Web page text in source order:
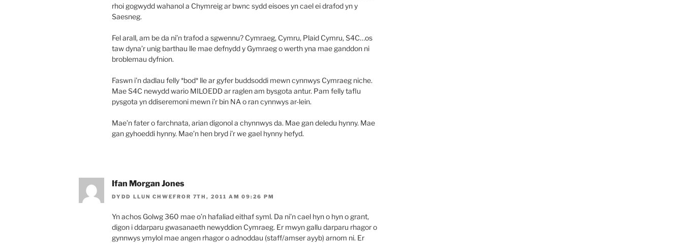
rhoi gogwydd wahanol a Chymreig ar bwnc sydd eisoes yn cael ei drafod yn y
Saesneg.
Fel arall, am be da ni’n trafod a sgwennu? Cymraeg, Cymru, Plaid Cymru, S4C…os
taw dyna’r unig barthau lle mae defnydd y Gymraeg o werth yna mae ganddon ni
broblemau dyfnion.
Faswn i’n dadlau felly *bod* lle ar gyfer buddsoddi mewn cynnwys Cymraeg niche.
Mae S4C newydd wario MILOEDD ar raglen am bysgota antur. Pam felly taflu
pysgota yn ddiseremoni mewn i’r bin NA o ran cynnwys ar-lein.
Mae’n fater o farchnata, arian digonol a chynnwys da. Mae gan deledu hynny. Mae
gan gyhoeddi hynny. Mae’n hen bryd i’r we gael hynny hefyd.
Ifan Morgan Jones
DYDD LLUN CHWEFROR 7TH, 2011 AM 09:26 PM
Yn achos Golwg 360 mae o’n hafaliad eithaf syml. Da ni’n cael hyn o hyn o grant,
digon i ddarparu gwasanaeth newyddion Cymraeg. Er mwyn gallu darparu rhagor o
gynnwys ymylol mae angen rhagor o adnoddau (staff/amser ayyb) arnom ni. Er